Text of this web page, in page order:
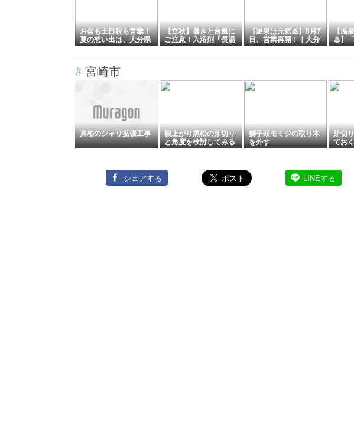
お盆も土日祝も営業！
夏の想い出は、大分県
竹田市長湯温泉オート
ーク長湯」で
【立秋】暑さと台風に
ご注意！入浴剤「長湯
ホットタブ」は、大分
【温泉は元気♨】8月7
日、営業再開！｜大分
県竹田市長湯温泉ホテ
【温
♨】
のど
# 宮崎市
真柏のシャリ拡張工事 根上がり黒松の芽切り
と角度を検討してみる
獅子頭モミジの取り木
を外す
芽切
ておく
シェアする LINEする